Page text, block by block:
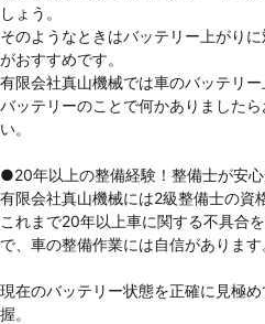
しょう。
そのようなときはバッテリー上がり
がおすすめです。
有限会社真山機械では車のバッテリ
バッテリーのことで何かありました
い。
●20年以上の整備経験！整備士が安
有限会社真山機械には2級整備士の資
これまで20年以上車に関する不具合
で、車の整備作業には自信があります
現在のバッテリー状態を正確に見極
握。